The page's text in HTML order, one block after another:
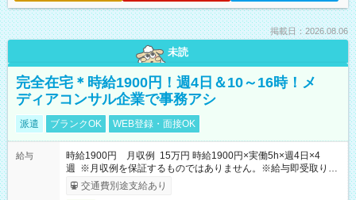
掲載日：2026.08.06
未読
完全在宅＊時給1900円！週4日＆10～16時！メ
ディアコンサル企業で事務アシ
派遣 ブランクOK WEB登録・面接OK
給与
時給1900円 月収例 15万円 時給1900円×実働5h×週4日×4
週 ※月収例を保証するものではありません。※給与即受取りサ
ービス利用可（利用条件有）
交通費別途支給あり